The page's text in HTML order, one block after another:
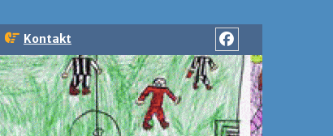
Kontakt
Facebook